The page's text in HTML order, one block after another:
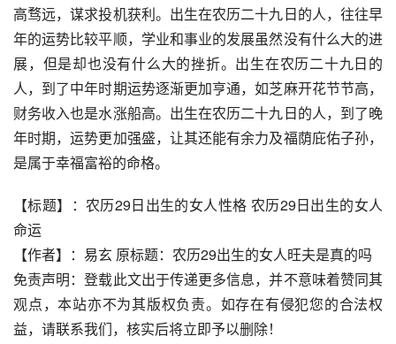
高骛远，谋求投机获利。出生在农历二十九日的人，往往早
年的运势比较平顺，学业和事业的发展虽然没有什么大的进
展，但是却也没有什么大的挫折。出生在农历二十九日的
人，到了中年时期运势逐渐更加亨通，如芝麻开花节节高，
财务收入也是水涨船高。出生在农历二十九日的人，到了晚
年时期，运势更加强盛，让其还能有余力及福荫庇佑子孙，
是属于幸福富裕的命格。
【标题】：农历29日出生的女人性格 农历29日出生的女人
命运
【作者】：易玄 原标题：农历29出生的女人旺夫是真的吗
免责声明：登载此文出于传递更多信息，并不意味着赞同其
观点，本站亦不为其版权负责。如存在有侵犯您的合法权
益，请联系我们，核实后将立即予以删除！